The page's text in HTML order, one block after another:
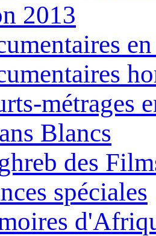
2013
métrages
Blancs
des
spéciales